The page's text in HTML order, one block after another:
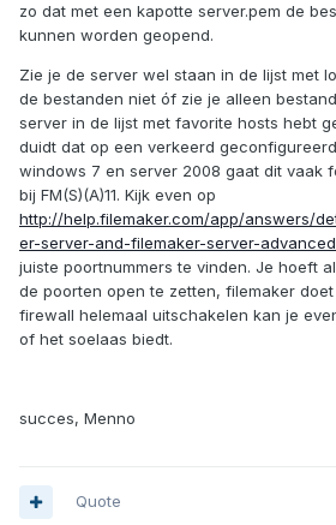
zo dat met een kapotte server.pem de
kunnen worden geopend.
Zie je de server wel staan in de lijst met
de bestanden niet óf zie je alleen
server in de lijst met favorite hosts hebt
duidt dat op een verkeerd
windows 7 en server 2008 gaat dit vaak
bij FM(S)(A)11. Kijk even op
http://help.filemaker.com/app/answers/
er-server-and-filemaker-server-
juiste poortnummers te vinden. Je hoeft
de poorten open te zetten, filemaker doet
firewall helemaal uitschakelen kan je
of het soelaas biedt.
succes, Menno
Quote